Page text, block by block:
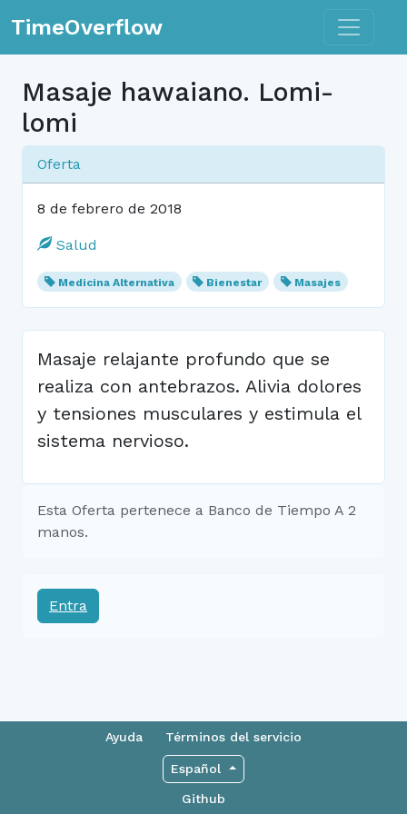
TimeOverflow Toggle
Masaje hawaiano. Lomi-
lomi
Oferta
8 de febrero de 2018
Salud
Medicina Alternativa Bienestar Masajes
Masaje relajante profundo que se
realiza con antebrazos. Alivia dolores
y tensiones musculares y estimula el
sistema nervioso.
Esta Oferta pertenece a Banco de Tiempo A 2
manos.
Entra
Ayuda Términos del servicio
Español
Github